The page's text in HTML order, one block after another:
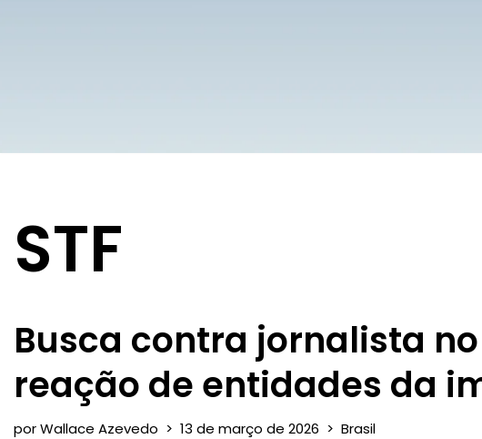
STF
Busca contra jornalista
reação de entidades da
porWallace Azevedo 13 de março de 2026 Brasil